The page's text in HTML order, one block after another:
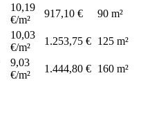
10,19
€/m²
917,10 € 90 m²
10,03
€/m²
1.253,75 € 125 m²
9,03
€/m²
1.444,80 € 160 m²